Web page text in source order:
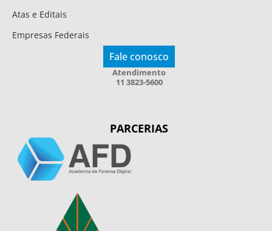
Atas e Editais
Empresas Federais
Fale conosco
Atendimento
11 3823-5600
PARCERIAS